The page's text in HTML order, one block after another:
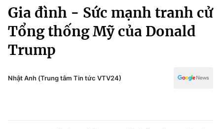
Chuyên mục
Chính trị
Xã hội
Pháp luật
Kinh tế
Thể thao
Truyền hình
Văn hóa - Giải trí
Công nghệ
Gia đình - Sức mạnh tranh cử
Tổng thống Mỹ của Donald
Trump
Nhật Anh (Trung tâm Tin tức VTV24)